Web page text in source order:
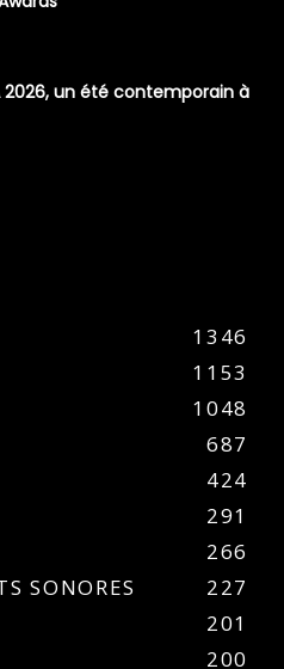
2026, un été contemporain à
1346
1153
1048
687
424
291
266
SONORES
227
201
200